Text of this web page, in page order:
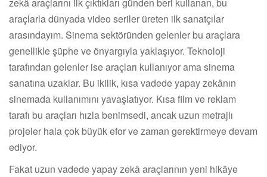
araçlarla dünyada video seriler üreten ilk sanatçılar
arasındayım. Sinema sektöründen gelenler bu araçlara
genellikle şüphe ve önyargıyla yaklaşıyor. Teknoloji
tarafından gelenler ise araçları kullanıyor ama sinema
sanatına uzaklar. Bu ikilik, kısa vadede yapay zekânın
sinemada kullanımını yavaşlatıyor. Kısa film ve reklam
tarafı bu araçları hızla benimsedi, ancak uzun metrajlı
projeler hala çok büyük efor ve zaman gerektirmeye devam
ediyor.
Fakat uzun vadede yapay zekâ araçlarının yeni hikâye